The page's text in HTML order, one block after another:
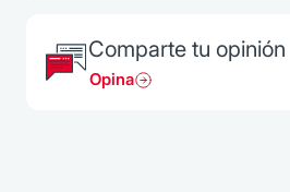
Comparte tu opinión
Opina